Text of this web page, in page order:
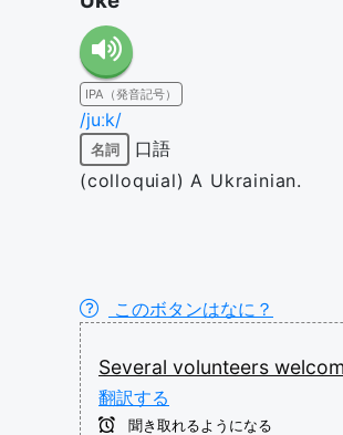
IPA（発音記号）
/juːk/
名詞
口語
(colloquial) A Ukrainian.
このボタンはなに？
Several volunteers
翻訳する
聞き取れるようになる